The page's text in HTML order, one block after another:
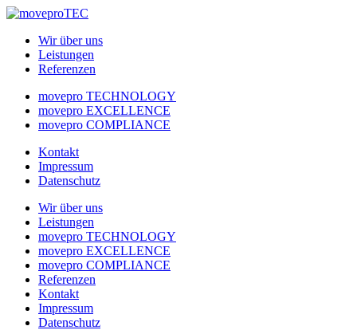
Wir über uns
Leistungen
Referenzen
movepro TECHNOLOGY
movepro EXCELLENCE
movepro COMPLIANCE
Kontakt
Impressum
Datenschutz
Wir über uns
Leistungen
movepro TECHNOLOGY
movepro EXCELLENCE
movepro COMPLIANCE
Referenzen
Kontakt
Impressum
Datenschutz